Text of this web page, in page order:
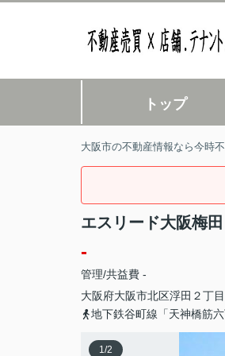
トップ
大阪市の不動産情報なら今時
エスリード大阪梅
-
管理/共益費 -
大阪府大阪市北区浮田 ２丁目
地下鉄谷町線「天神橋筋
1/2